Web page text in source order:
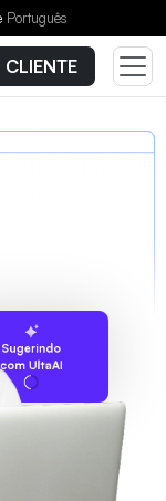
Português
Sugerindo
com UltaAI